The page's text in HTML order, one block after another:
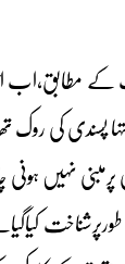
کے مطابق،اب
کی روک
نہیں ہونی